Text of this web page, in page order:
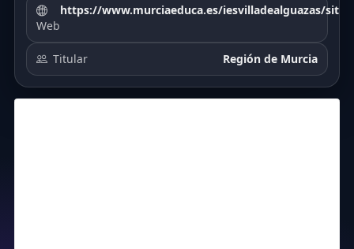
Web
https://www.murciaeduca.es/iesvilladealguazas/sitio
Titular Región de Murcia